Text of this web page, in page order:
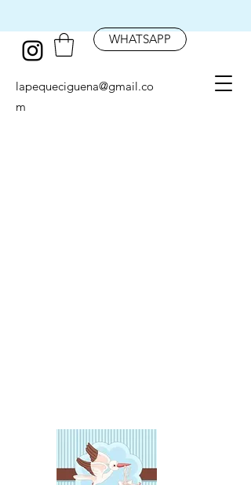
WHATSAPP
lapequeciguena@gmail.co
m